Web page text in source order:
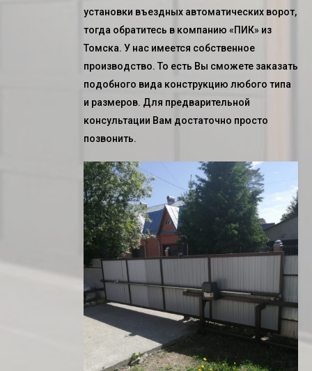
установки въездных автоматических ворот,
тогда обратитесь в компанию «ПИК» из
Томска. У нас имеется собственное
производство. То есть Вы сможете заказать
подобного вида конструкцию любого типа
и размеров. Для предварительной
консультации Вам достаточно просто
позвонить.